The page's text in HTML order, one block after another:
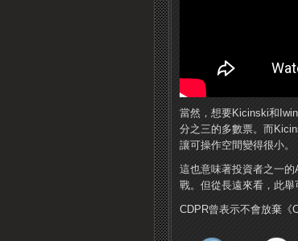
當然，想要Kicinski和
分之三的多數票。而
讓可操作空間變得很小。
這也意味著投資者之一
戰。但從長遠來看，此舉
CDPR曾表示不會放棄《